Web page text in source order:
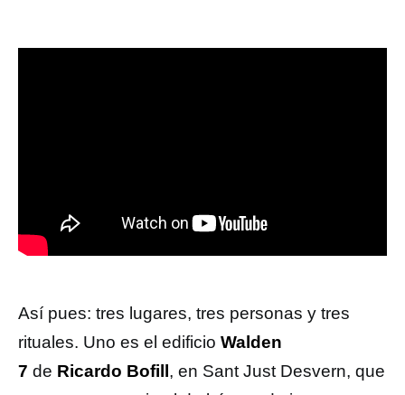
Así pues: tres lugares, tres personas y tres
rituales. Uno es el edificio Walden
7 de Ricardo Bofill, en Sant Just Desvern, que